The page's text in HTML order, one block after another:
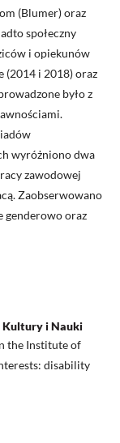
(Blumer) oraz
społeczny
i opiekunów
(2014 i 2018) oraz
było z
wyróżniono dwa
zawodowej
Zaobserwowano
genderowo oraz
Kultury i Nauki
the Institute of
disability